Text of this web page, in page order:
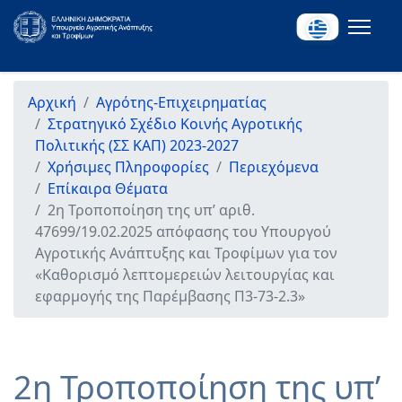
Αρχική
Αγρότης-Επιχειρηματίας
Στρατηγικό Σχέδιο Κοινής Αγροτικής
Πολιτικής (ΣΣ ΚΑΠ) 2023-2027
Χρήσιμες Πληροφορίες
Περιεχόμενα
Επίκαιρα Θέματα
2η Τροποποίηση της υπ’ αριθ.
47699/19.02.2025 απόφασης του Υπουργού
Αγροτικής Ανάπτυξης και Τροφίμων για τον
«Καθορισμό λεπτομερειών λειτουργίας και
εφαρμογής της Παρέμβασης Π3-73-2.3»
2η Τροποποίηση της υπ’